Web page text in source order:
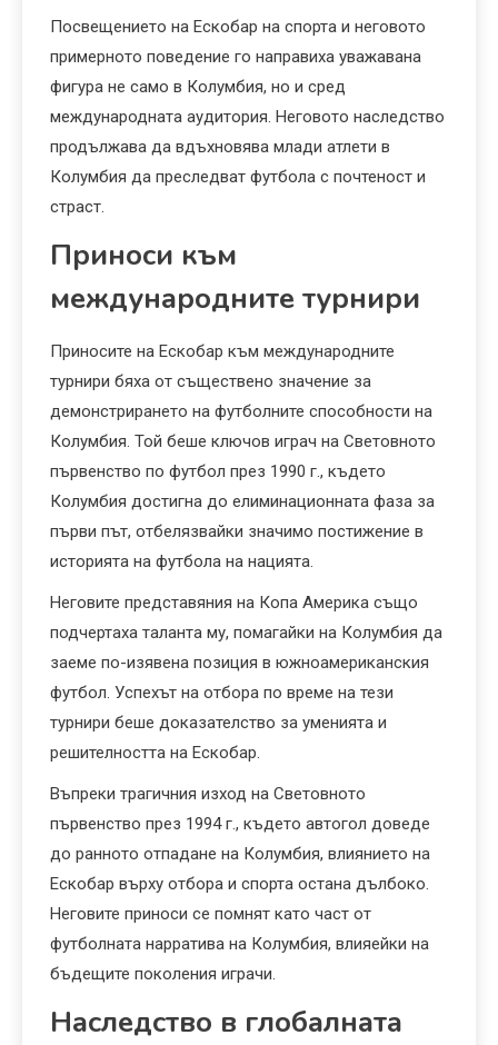
Посвещението на Ескобар на спорта и неговото
примерното поведение го направиха уважавана
фигура не само в Колумбия, но и сред
международната аудитория. Неговото наследство
продължава да вдъхновява млади атлети в
Колумбия да преследват футбола с почтеност и
страст.
Приноси към
международните турнири
Приносите на Ескобар към международните
турнири бяха от съществено значение за
демонстрирането на футболните способности на
Колумбия. Той беше ключов играч на Световното
първенство по футбол през 1990 г., където
Колумбия достигна до елиминационната фаза за
първи път, отбелязвайки значимо постижение в
историята на футбола на нацията.
Неговите представяния на Копа Америка също
подчертаха таланта му, помагайки на Колумбия да
заеме по-изявена позиция в южноамериканския
футбол. Успехът на отбора по време на тези
турнири беше доказателство за уменията и
решителността на Ескобар.
Въпреки трагичния изход на Световното
първенство през 1994 г., където автогол доведе
до ранното отпадане на Колумбия, влиянието на
Ескобар върху отбора и спорта остана дълбоко.
Неговите приноси се помнят като част от
футболната нарратива на Колумбия, влияейки на
бъдещите поколения играчи.
Наследство в глобалната